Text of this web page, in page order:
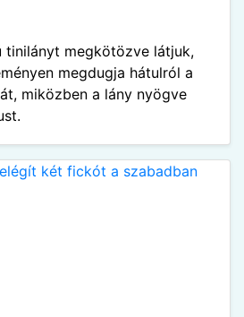
tinilányt megkötözve látjuk,
megdugja hátulról a
miközben a lány nyögve